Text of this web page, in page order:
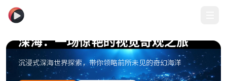
深海：一场惊艳的视觉奇观之旅
沉浸式深海世界探索，带你领略前所未见的奇幻海洋